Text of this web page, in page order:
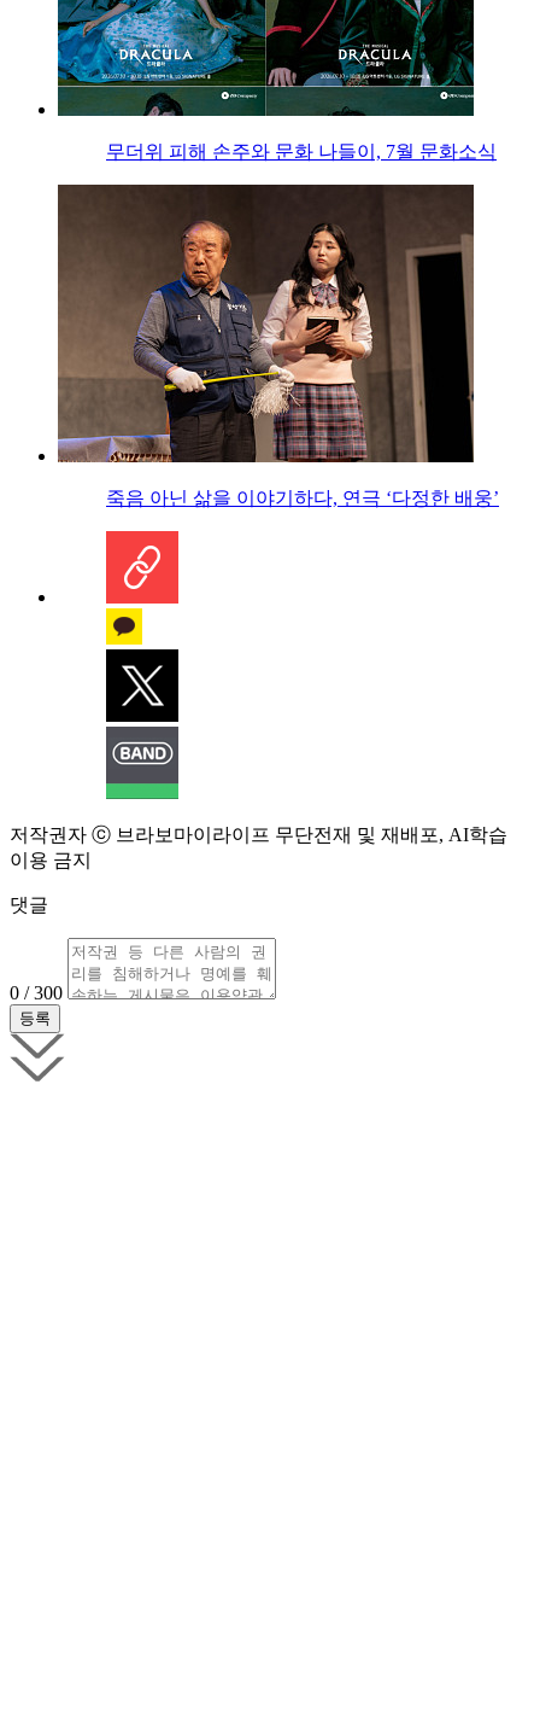
무더위 피해 손주와 문화 나들이, 7월 문화소식
죽음 아닌 삶을 이야기하다, 연극 ‘다정한 배웅’
저작권자 ⓒ 브라보마이라이프 무단전재 및 재배포, AI학습
이용 금지
댓글
0 / 300